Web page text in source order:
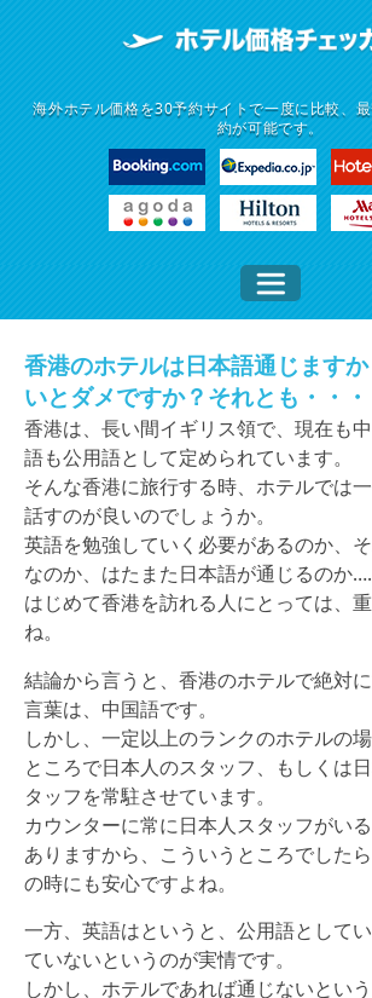
海外ホテル価格を30予約サイトで一度に比較、
約が可能です。
香港のホテルは日本語通じます
いとダメですか？それとも・・・
香港は、長い間イギリス領で、現在も
語も公用語として定められています。
そんな香港に旅行する時、ホテルでは
話すのが良いのでしょうか。
英語を勉強していく必要があるのか、
なのか、はたまた日本語が通じるのか
はじめて香港を訪れる人にとっては、
ね。
結論から言うと、香港のホテルで絶対
言葉は、中国語です。
しかし、一定以上のランクのホテルの
ところで日本人のスタッフ、もしくは
タッフを常駐させています。
カウンターに常に日本人スタッフがい
ありますから、こういうところでした
の時にも安心ですよね。
一方、英語はというと、公用語として
ていないというのが実情です。
しかし、ホテルであれば通じないとい